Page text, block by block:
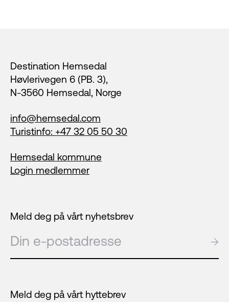
Destination Hemsedal
Høvlerivegen 6 (PB. 3),
N-3560 Hemsedal, Norge
info@hemsedal.com
Turistinfo: +47 32 05 50 30
Hemsedal kommune
Login medlemmer
Meld deg på vårt nyhetsbrev
E-post →
Meld deg på vårt hyttebrev